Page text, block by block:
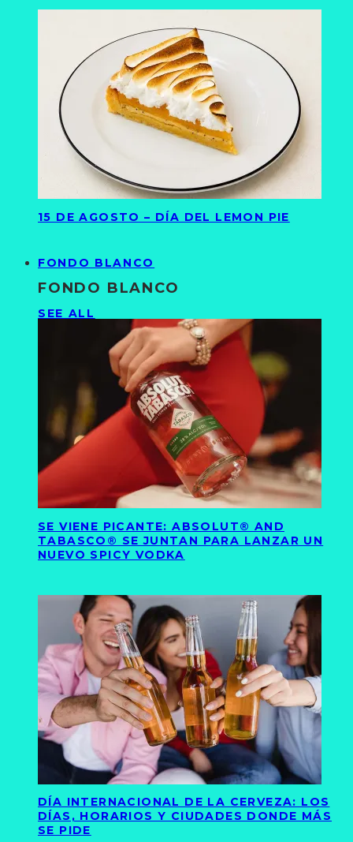
15 DE AGOSTO – DÍA DEL LEMON PIE
FONDO BLANCO
FONDO BLANCO
SEE ALL
SE VIENE PICANTE: ABSOLUT® AND
TABASCO® SE JUNTAN PARA LANZAR UN
NUEVO SPICY VODKA
DÍA INTERNACIONAL DE LA CERVEZA: LOS
DÍAS, HORARIOS Y CIUDADES DONDE MÁS
SE PIDE